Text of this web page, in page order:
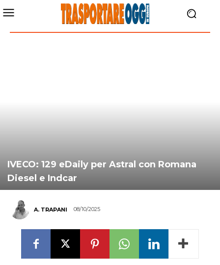
IVECO: 129 eDaily per Astral con Romana
Diesel e Indcar
A. TRAPANI 08/10/2025